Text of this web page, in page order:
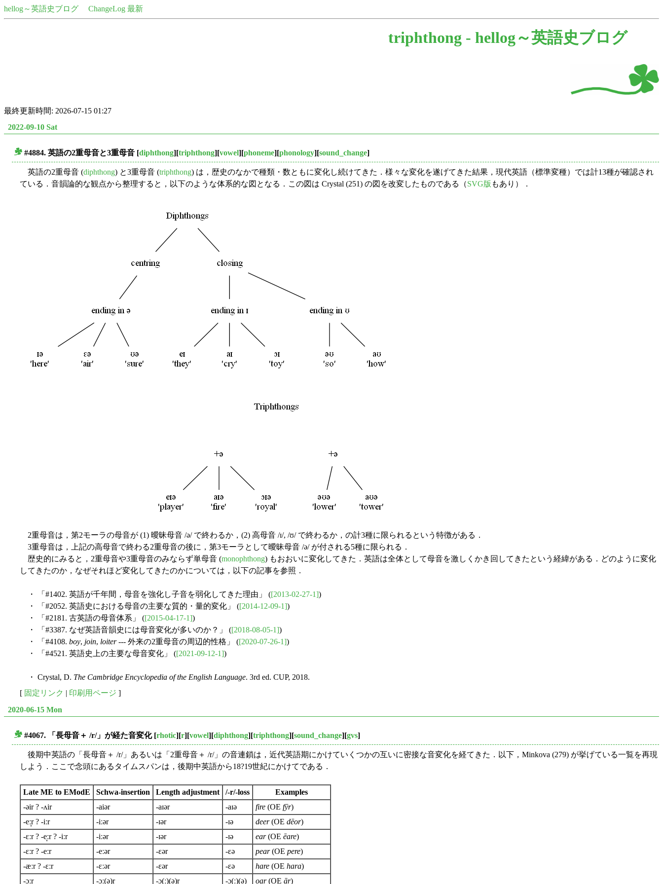
hellog～英語史ブログ ChangeLog 最新
triphthong - hellog～英語史ブログ
最終更新時間: 2026-07-15 01:27
2022-09-10 Sat
#4884. 英語の2重母音と3重母音 [diphthong][triphthong][vowel][phoneme][phonology][sound_change]
英語の2重母音 (diphthong) と3重母音 (triphthong) は，歴史のなかで種類・数ともに変化し続けてきた．様々な変化を遂げてきた結果，現代英語（標準変種）では計13種が確認され
ている．音韻論的な観点から整理すると，以下のような体系的な図となる．この図は Crystal (251) の図を改変したものである（SVG版 もあり）．
2重母音は，第2モーラの母音が (1) 曖昧母音 /ə/ で終わるか，(2) 高母音 /ɪ/, /ʊ/ で終わるか，の計3種に限られるという特徴がある．
3重母音は，上記の高母音で終わる2重母音の後に，第3モーラとして曖昧母音 /ə/ が付される5種に限られる．
歴史的にみると，2重母音や3重母音のみならず単母音 (monophthong) もおおいに変化してきた．英語は全体として母音を激しくかき回してきたという経緯がある．どのように変化
してきたのか，なぜそれほど変化してきたのかについては，以下の記事を参照．
・ 「#1402. 英語が千年間，母音を強化し子音を弱化してきた理由」 ([2013-02-27-1])
・ 「#2052. 英語史における母音の主要な質的・量的変化」 ([2014-12-09-1])
・ 「#2181. 古英語の母音体系」 ([2015-04-17-1])
・ 「#3387. なぜ英語音韻史には母音変化が多いのか？」 ([2018-08-05-1])
・ 「#4108. boy, join, loiter--- 外来の2重母音の周辺的性格」 ([2020-07-26-1])
・ 「#4521. 英語史上の主要な母音変化」 ([2021-09-12-1])
・ Crystal, D. The Cambridge Encyclopedia of the English Language. 3rd ed. CUP, 2018.
[ 固定リンク | 印刷用ページ ]
2020-06-15 Mon
#4067. 「長母音＋ /r/」が経た音変化[rhotic][r][vowel][diphthong][triphthong][sound_change][gvs]
後期中英語の「長母音＋ /r/」あるいは「2重母音＋ /r/」の音連鎖は，近代英語期にかけていくつかの互いに密接な音変化を経てきた．以下，Minkova (279) が挙げている一覧を再現
しよう．ここで念頭にあるタイムスパンは，後期中英語から18?19世紀にかけてである．
Late ME to EModE Schwa-insertion Length adjustment /-r/-loss
Examples
-əir ? -ʌir
-aiər -aɪər -aɪə fire (OE fȳr)
-eː̝r ? -iːr
-iːər -ɪər -ɪə deer(OE dēor)
-ɛːr ? -e̝ːr ? -iːr
-iːər -ɪər -ɪə ear(OE ēare)
-ɛːr ? -eːr
-eːər -ɛər -ɛə pear(OE pere)
-æːr ? -ɛːr
-ɛːər -ɛər -ɛə hare (OE hara)
-ɔːr
-ɔː(ə)r -ɔ(ː)(ə)r -ɔ(ː)(ə) oar(OE ār)